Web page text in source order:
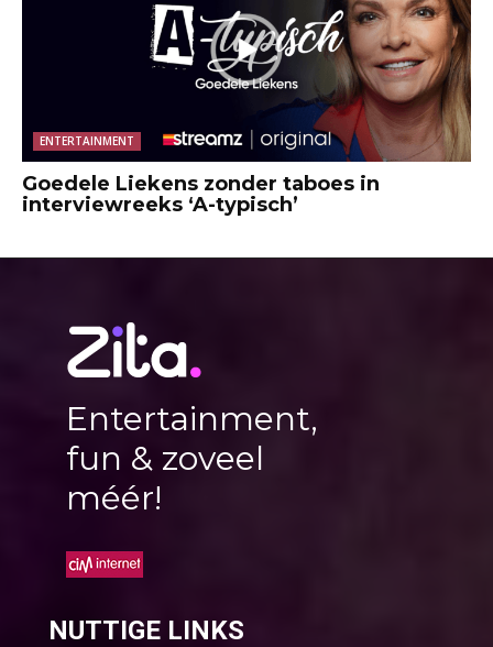
ENTERTAINMENT
Goedele Liekens zonder taboes in
interviewreeks ‘A-typisch’
Entertainment,
fun & zoveel
méér!
NUTTIGE LINKS